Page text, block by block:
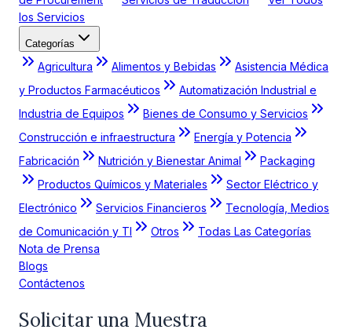
los Servicios
Categorías
Agricultura Alimentos y Bebidas
Asistencia Médica
y Productos Farmacéuticos
Automatización Industrial e
Industria de Equipos
Bienes de Consumo y Servicios
Construcción e infraestructura
Energía y Potencia
Fabricación
Nutrición y Bienestar Animal
Packaging
Productos Químicos y Materiales
Sector Eléctrico y
Electrónico
Servicios Financieros
Tecnología, Medios
de Comunicación y TI
Otros
Todas Las Categorías
Nota de Prensa
Blogs
Contáctenos
Solicitar una Muestra